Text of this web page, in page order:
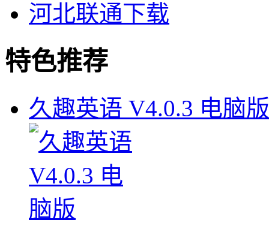
河北联通下载
特色推荐
久趣英语 V4.0.3 电脑版